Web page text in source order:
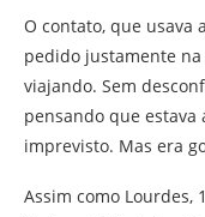
O contato, que usava
pedido justamente
viajando. Sem
pensando que
imprevisto. Mas era
Assim como Lourdes,